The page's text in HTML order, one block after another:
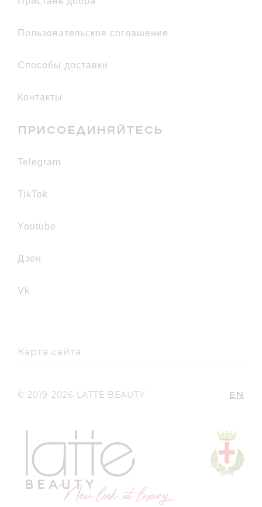
Пользовательское соглашение
Способы доставки
Контакты
ПРИСОЕДИНЯЙТЕСЬ
telegram
TikTok
youtube
дзен
vk
Карта сайта
© 2019-2026 LATTE BEAUTY EN